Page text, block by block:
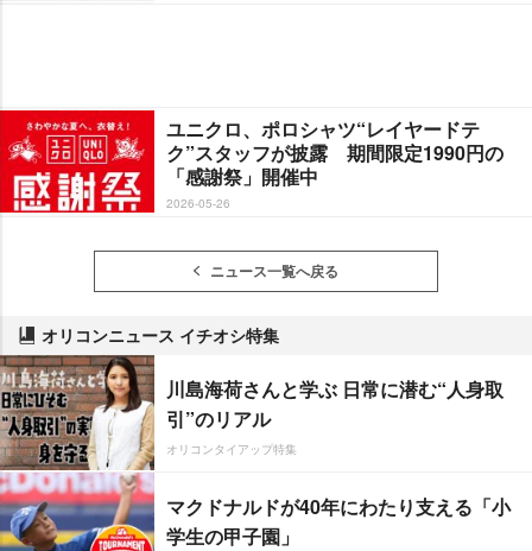
ユニクロ、ポロシャツ“レイヤードテ
ク”スタッフが披露 期間限定1990円の
「感謝祭」開催中
2026-05-26
ニュース一覧へ戻る
オリコンニュース イチオシ特集
川島海荷さんと学ぶ 日常に潜む“人身取
引”のリアル
オリコンタイアップ特集
マクドナルドが40年にわたり支える「小
学生の甲子園」